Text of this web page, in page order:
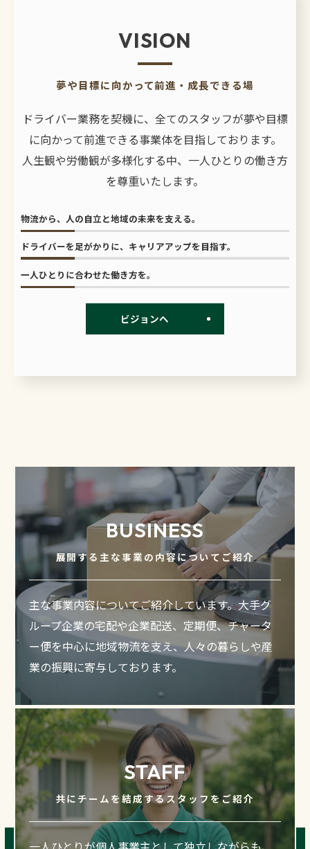
夢や目標に向かって前進・成長できる場
VISION
ドライバー業務を契機に、全てのスタッフが夢や目標
に向かって前進できる事業体を目指しております。
人生観や労働観が多様化する中、一人ひとりの働き方
を尊重いたします。
物流から、人の自立と地域の未来を支える。
ドライバーを足がかりに、キャリアアップを目指す。
一人ひとりに合わせた働き方を。
ビジョンへ
BUSINESS
展開する主な事業の内容についてご紹介
主な事業内容についてご紹介しています。大手グ
ループ企業の宅配や企業配送、定期便、チャータ
ー便を中心に地域物流を支え、人々の暮らしや産
業の振興に寄与しております。
STAFF
共にチームを結成するスタッフをご紹介